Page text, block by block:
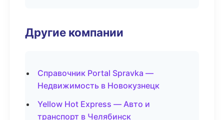
Другие компании
Справочник Portal Spravka —
Недвижимость в Новокузнецк
Yellow Hot Express — Авто и
транспорт в Челябинск